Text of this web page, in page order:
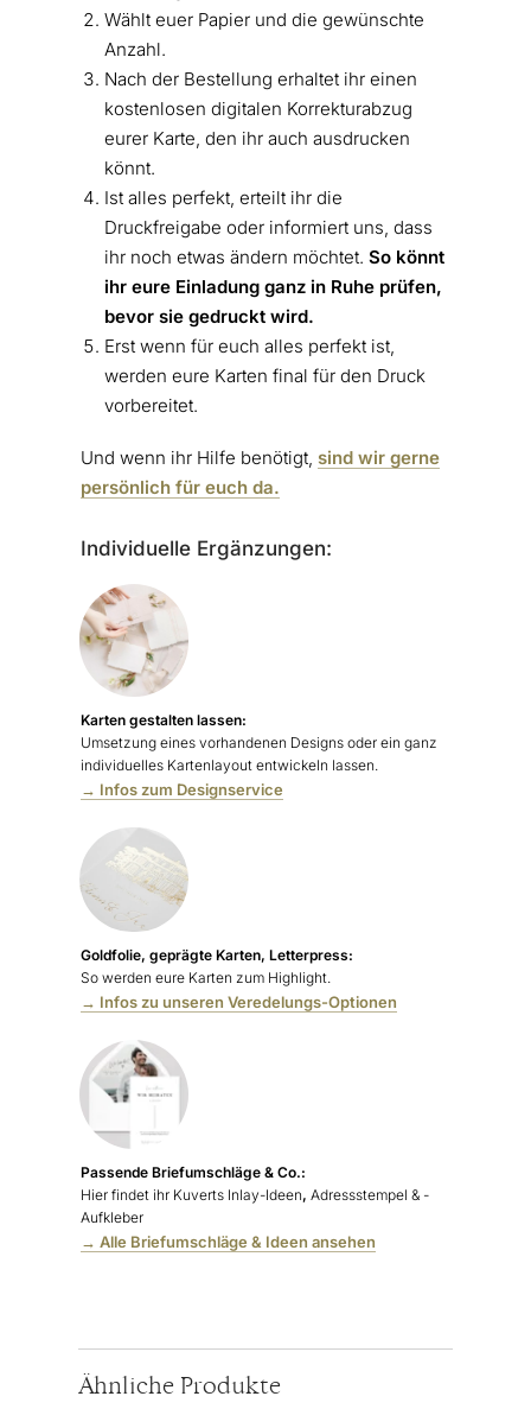
Wählt euer Papier und die gewünschte
Anzahl.
Nach der Bestellung erhaltet ihr einen
kostenlosen digitalen Korrekturabzug
eurer Karte, den ihr auch ausdrucken
könnt.
Ist alles perfekt, erteilt ihr die
Druckfreigabe oder informiert uns, dass
ihr noch etwas ändern möchtet. So könnt
ihr eure Einladung ganz in Ruhe prüfen,
bevor sie gedruckt wird.
Erst wenn für euch alles perfekt ist,
werden eure Karten final für den Druck
vorbereitet.
Und wenn ihr Hilfe benötigt, sind wir gerne
persönlich für euch da.
Individuelle Ergänzungen:
Karten gestalten lassen:
Umsetzung eines vorhandenen Designs oder ein ganz
individuelles Kartenlayout entwickeln lassen.
→ Infos zum Designservice
Goldfolie, geprägte Karten, Letterpress:
So werden eure Karten zum Highlight.
→ Infos zu unseren Veredelungs-Optionen
Passende Briefumschläge & Co.:
Hier findet ihr Kuverts Inlay-Ideen, Adressstempel & -
Aufkleber
→ Alle Briefumschläge & Ideen ansehen
Ähnliche Produkte